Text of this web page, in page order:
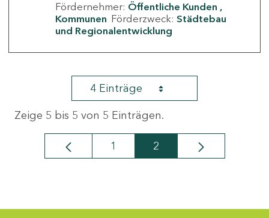
Fördernehmer: Öffentliche Kunden
Kommunen Förderzweck: Städtebau
und Regionalentwicklung
4 Einträge
Zeige 5 bis 5 von 5 Einträgen.
Seite
1 Seite
2